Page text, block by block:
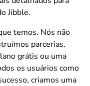
Jibble.
temos. Nós não
parcerias.
grátis ou uma
os usuários como
criamos uma